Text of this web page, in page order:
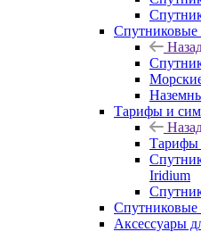
Спутниковые
Тарифы и
Тарифы
Iridium
Спутниковые
Аксессуары